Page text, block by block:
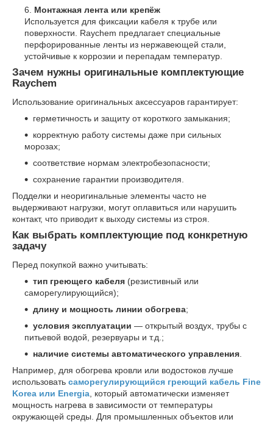
Монтажная лента или крепёж
Используется для фиксации кабеля к трубе или
поверхности. Raychem предлагает специальные
перфорированные ленты из нержавеющей стали,
устойчивые к коррозии и перепадам температур.
Зачем нужны оригинальные комплектующие
Raychem
Использование оригинальных аксессуаров гарантирует:
герметичность и защиту от короткого замыкания;
корректную работу системы даже при сильных
морозах;
соответствие нормам электробезопасности;
сохранение гарантии производителя.
Подделки и неоригинальные элементы часто не
выдерживают нагрузки, могут оплавиться или нарушить
контакт, что приводит к выходу системы из строя.
Как выбрать комплектующие под конкретную
задачу
Перед покупкой важно учитывать:
тип греющего кабеля (резистивный или
саморегулирующийся);
длину и мощность линии обогрева;
условия эксплуатации — открытый воздух, трубы с
питьевой водой, резервуары и т.д.;
наличие системы автоматического управления
Например, для обогрева кровли или водостоков лучше
использовать саморегулирующийся греющий кабель Fine
Korea или Energia , который автоматически изменяет
мощность нагрева в зависимости от температуры
окружающей среды. Для промышленных объектов или